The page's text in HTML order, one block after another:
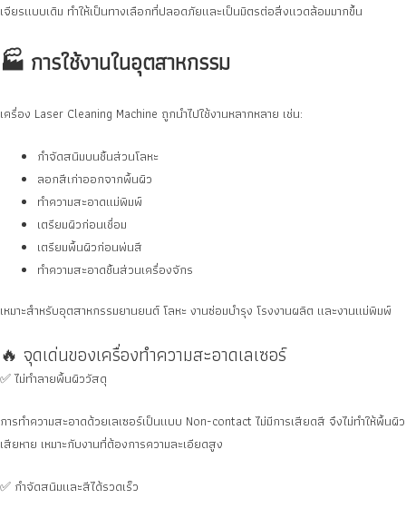
เจียรแบบเดิม ทำให้เป็นทางเลือกที่ปลอดภัยและเป็นมิตรต่อสิ่งแวดล้อมมากขึ้น
🏭 การใช้งานในอุตสาหกรรม
เครื่อง Laser Cleaning Machine ถูกนำไปใช้งานหลากหลาย เช่น:
กำจัดสนิมบนชิ้นส่วนโลหะ
ลอกสีเก่าออกจากพื้นผิว
ทำความสะอาดแม่พิมพ์
เตรียมผิวก่อนเชื่อม
เตรียมพื้นผิวก่อนพ่นสี
ทำความสะอาดชิ้นส่วนเครื่องจักร
เหมาะสำหรับอุตสาหกรรมยานยนต์ โลหะ งานซ่อมบำรุง โรงงานผลิต และงานแม่พิมพ์
🔥 จุดเด่นของเครื่องทำความสะอาดเลเซอร์
✅ ไม่ทำลายพื้นผิววัสดุ
การทำความสะอาดด้วยเลเซอร์เป็นแบบ Non-contact ไม่มีการเสียดสี จึงไม่ทำให้พื้นผิว
เสียหาย เหมาะกับงานที่ต้องการความละเอียดสูง
✅ กำจัดสนิมและสีได้รวดเร็ว